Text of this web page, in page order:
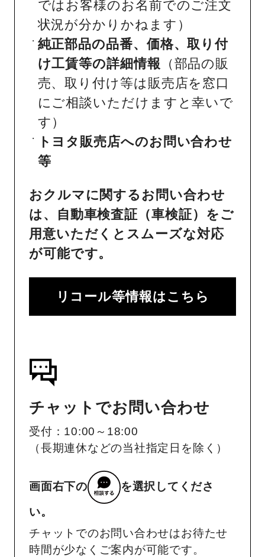
ではお客様のお名前でのご注文
状況が分かりかねます）
純正部品の品番、価格、取り付
け工賃等の詳細情報 （部品の販
売、取り付け等は販売店を窓口
にご相談いただけますと幸いで
す）
トヨタ販売店へのお問い合わせ
等
おクルマに関するお問い合わせ
は、自動車検査証（車検証）をご
用意いただくとスムーズな対応
が可能です。
リコール等情報はこちら
チャットでお問い合わせ
受付：10:00～18:00
（長期連休などの当社指定日を除く）
画面右下の を選択してくださ
い。
チャットでのお問い合わせはお待たせ
時間が少なくご案内が可能です。